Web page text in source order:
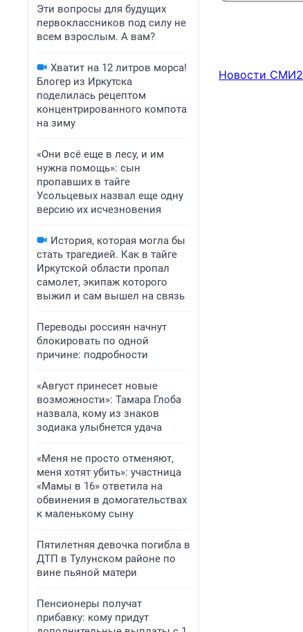
Эти вопросы для будущих
первоклассников под силу не
всем взрослым. А вам?
Хватит на 12 литров морса!
Блогер из Иркутска
поделилась рецептом
концентрированного компота
на зиму
«Они всё еще в лесу, и им
нужна помощь»: сын
пропавших в тайге
Усольцевых назвал еще одну
версию их исчезновения
История, которая могла бы
стать трагедией. Как в тайге
Иркутской области пропал
самолет, экипаж которого
выжил и сам вышел на связь
Переводы россиян начнут
блокировать по одной
причине: подробности
«Август принесет новые
возможности»: Тамара Глоба
назвала, кому из знаков
зодиака улыбнется удача
«Меня не просто отменяют,
меня хотят убить»: участница
«Мамы в 16» ответила на
обвинения в домогательствах
к маленькому сыну
Пятилетняя девочка погибла в
ДТП в Тулунском районе по
вине пьяной матери
Пенсионеры получат
прибавку: кому придут
Новости СМИ2